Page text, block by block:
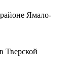
Ямало-
Тверской